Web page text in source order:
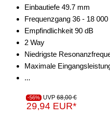
Einbautiefe 49.7 mm
Frequenzgang 36 - 18 000
Empfindlichkeit 90 dB
2 Way
Niedrigste
Maximale
...
-56% UVP 68,00 €
29,94 EUR*